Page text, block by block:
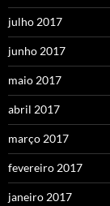
julho 2017
junho 2017
maio 2017
abril 2017
março 2017
fevereiro 2017
janeiro 2017